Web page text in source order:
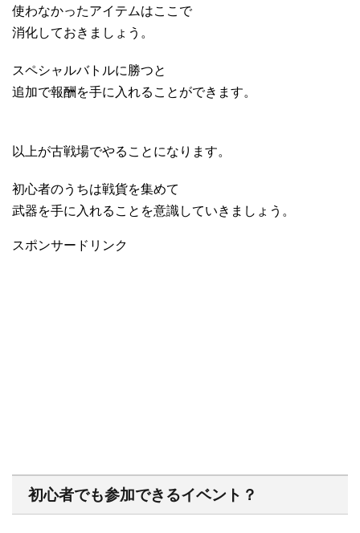
使わなかったアイテムはここで
消化しておきましょう。
スペシャルバトルに勝つと
追加で報酬を手に入れることができます。
以上が古戦場でやることになります。
初心者のうちは戦貨を集めて
武器を手に入れることを意識していきましょう。
スポンサードリンク
初心者でも参加できるイベント？